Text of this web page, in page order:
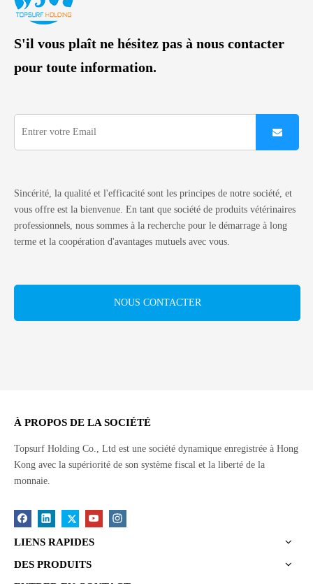
S'il vous plaît ne hésitez pas à nous contacter
pour toute information.
Sincérité, la qualité et l'efficacité sont les principes de notre société, et
vous offre est la bienvenue. En tant que société de produits vétérinaires
professionnels, nous sommes à la recherche pour le démarrage à long
terme et la coopération d'avantages mutuels avec vous.
NOUS CONTACTER
À PROPOS DE LA SOCIÉTÉ
Topsurf Holding Co., Ltd est une société dynamique enregistrée à Hong
Kong avec la supériorité de son système fiscal et la liberté de la
monnaie.
LIENS RAPIDES
DES PRODUITS